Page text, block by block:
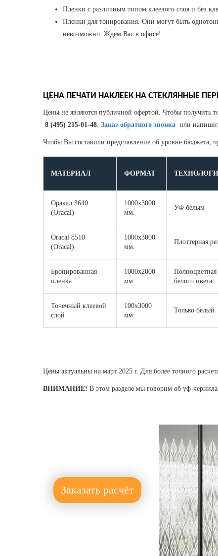
Пленки с различным типом клеевого слоя и без
Пленки для тонирования. Они могут быть
невозможно. Ждем Вас в офисе!
ЦЕНА ПЕЧАТИ НАКЛЕЕК НА СТЕКЛЯННЫЕ
Цены не являются публичной офертой. Чтобы получить
8 (495) 215-01-48. Заказ обратного звонка или
Чтобы Вы составили представление об уровне бюджета,
МАТЕРИАЛ ФОРМАТ
Оракал 3640
(Oracal)
1000х3000
мм.
УФ белым
Oracal 8510
(Oracal)
1000х3000
мм.
Плоттерная
Бронированная
пленка
1000х2000
мм.
белого цвета
Точечный клеевой
слой
100х3000
мм.
Только белый
Цены актуальны на март 2025 г. Для более точного
ВНИМАНИЕ! В этом разделе мы говорим об уф-
Заказать расчёт